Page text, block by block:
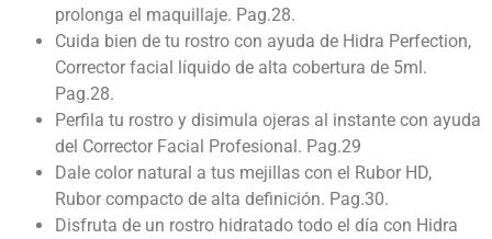
prolonga el maquillaje. Pag.28.
Cuida bien de tu rostro con ayuda de Hidra Perfection,
Corrector facial líquido de alta cobertura de 5ml.
Pag.28.
Perfila tu rostro y disimula ojeras al instante con ayuda
del Corrector Facial Profesional. Pag.29
Dale color natural a tus mejillas con el Rubor HD,
Rubor compacto de alta definición. Pag.30.
Disfruta de un rostro hidratado todo el día con Hidra